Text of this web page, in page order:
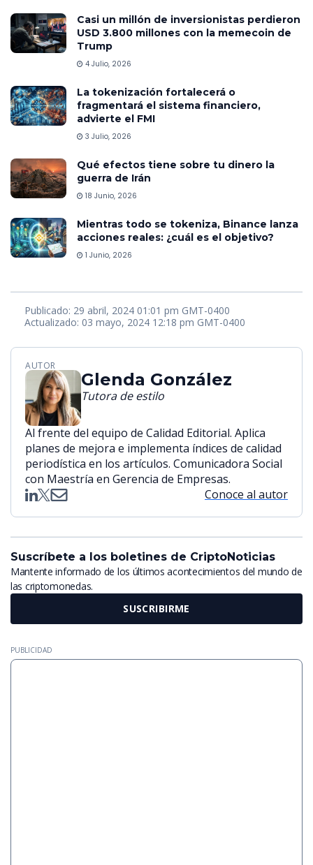
Casi un millón de inversionistas perdieron
USD 3.800 millones con la memecoin de
Trump
4 Julio, 2026
La tokenización fortalecerá o
fragmentará el sistema financiero,
advierte el FMI
3 Julio, 2026
Qué efectos tiene sobre tu dinero la
guerra de Irán
18 Junio, 2026
Mientras todo se tokeniza, Binance lanza
acciones reales: ¿cuál es el objetivo?
1 Junio, 2026
Publicado: 29 abril, 2024 01:01 pm GMT-0400
Actualizado: 03 mayo, 2024 12:18 pm GMT-0400
AUTOR
Glenda González
Tutora de estilo
Al frente del equipo de Calidad Editorial. Aplica
planes de mejora e implementa índices de calidad
periodística en los artículos. Comunicadora Social
con Maestría en Gerencia de Empresas.
Conoce al autor
Suscríbete a los boletines de CriptoNoticias
Mantente informado de los últimos acontecimientos del mundo de
las criptomonedas.
SUSCRIBIRME
PUBLICIDAD